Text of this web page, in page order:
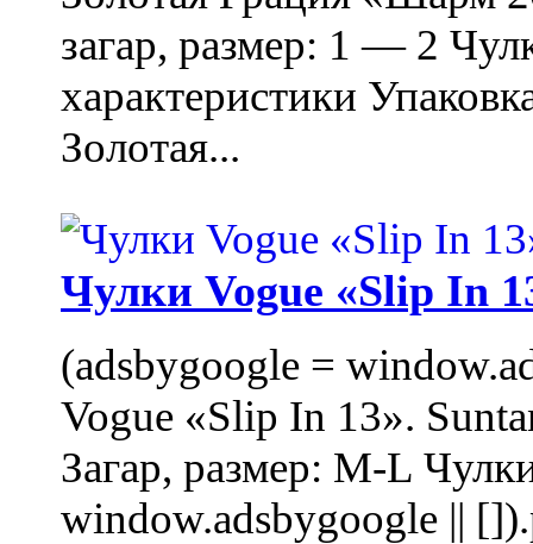
загар, размер: 1 — 2
характеристики
Золотая...
Чулки Vogue «Slip In
(adsbygoogle =
Vogue «Slip In 13».
Загар, размер: M-L
window.adsbygoogle ||